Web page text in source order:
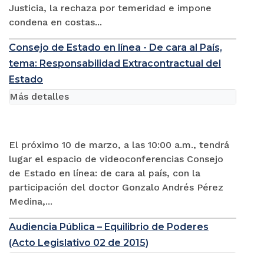
Justicia, la rechaza por temeridad e impone
condena en costas...
Consejo de Estado en línea - De cara al País,
tema: Responsabilidad Extracontractual del
Estado
El próximo 10 de marzo, a las 10:00 a.m., tendrá
lugar el espacio de videoconferencias Consejo
de Estado en línea: de cara al país, con la
participación del doctor Gonzalo Andrés Pérez
Medina,...
Más detalles
Audiencia Pública – Equilibrio de Poderes
(Acto Legislativo 02 de 2015)